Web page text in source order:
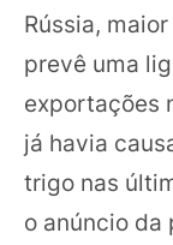
Rússia,
prevê uma
exportações
já havia
trigo nas
o anúncio